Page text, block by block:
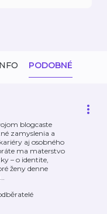
PODOBNÉ
blogcaste
zamyslenia a
aj osobného
ma materstvo
– o identite,
ženy denne
…